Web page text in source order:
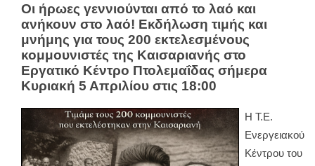
Οι ήρωες γεννιούνται από το λαό και
ανήκουν στο λαό! Εκδήλωση τιμής και
μνήμης για τους 200 εκτελεσμένους
κομμουνιστές της Καισαριανής στο
Εργατικό Κέντρο Πτολεμαΐδας σήμερα
Κυριακή 5 Απριλίου στις 18:00
Η Τ.Ε.
Ενεργειακού
Κέντρου του